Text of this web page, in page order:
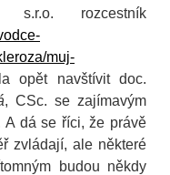
s.r.o. rozcestník
muj-
opět navštívit doc.
, CSc. se zajímavým
A dá se říci, že právě
zvládají, ale některé
budou někdy